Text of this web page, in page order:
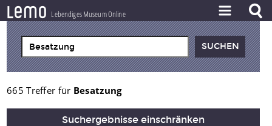
lemo Lebendiges Museum Online
ZEITSTRAHL
THEMEN
ZEITZEUGEN
BESTAND
665 Treffer für Besatzung
Suchergebnisse einschränken